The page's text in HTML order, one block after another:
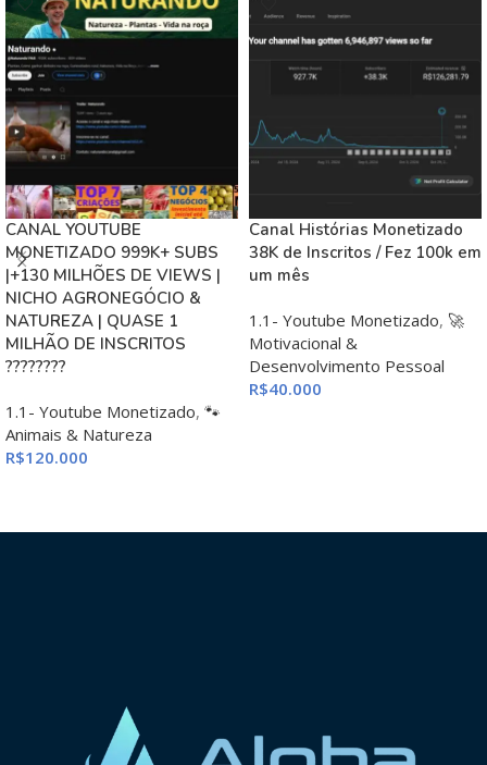
CANAL YOUTUBE
MONETIZADO 999K+ SUBS
|+130 MILHÕES DE VIEWS |
NICHO AGRONEGÓCIO &
NATUREZA | QUASE 1
MILHÃO DE INSCRITOS
????????
1.1- Youtube Monetizado, 🐾
Animais & Natureza
R$120.000
Canal Histórias Monetizado
38K de Inscritos / Fez 100k em
um mês
1.1- Youtube Monetizado, 🚀
Motivacional &
Desenvolvimento Pessoal
R$40.000